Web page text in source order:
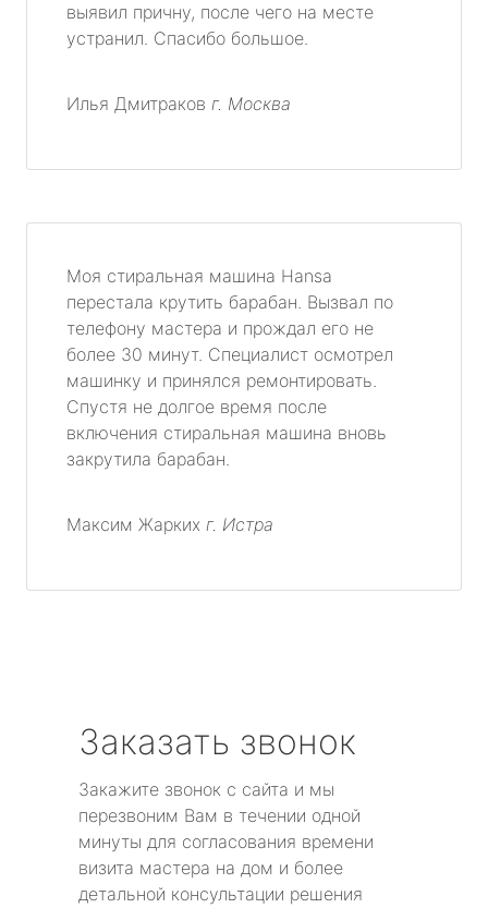
выявил причну, после чего на месте
устранил. Спасибо большое.
Илья Дмитраков г. Москва
Моя стиральная машина Hansa
перестала крутить барабан. Вызвал по
телефону мастера и прождал его не
более 30 минут. Специалист осмотрел
машинку и принялся ремонтировать.
Спустя не долгое время после
включения стиральная машина вновь
закрутила барабан.
Максим Жарких г. Истра
Заказать звонок
Закажите звонок с сайта и мы
перезвоним Вам в течении одной
минуты для согласования времени
визита мастера на дом и более
детальной консультации решения